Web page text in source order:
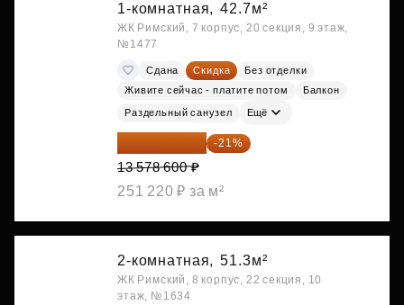
1-комнатная, 42.7м²
ЖК Римский, 7 корпус, 20 секция, 9 этаж,
№1477
Сдана Скидка
Без отделки
Живите сейчас - платите потом
Балкон
Раздельный санузел Ещё
10 727 094 ₽ -21%
13 578 600 ₽
251 220 ₽ за м²
2-комнатная, 51.3м²
ЖК Римский, 8 корпус, 22 секция, 10
этаж, №1634